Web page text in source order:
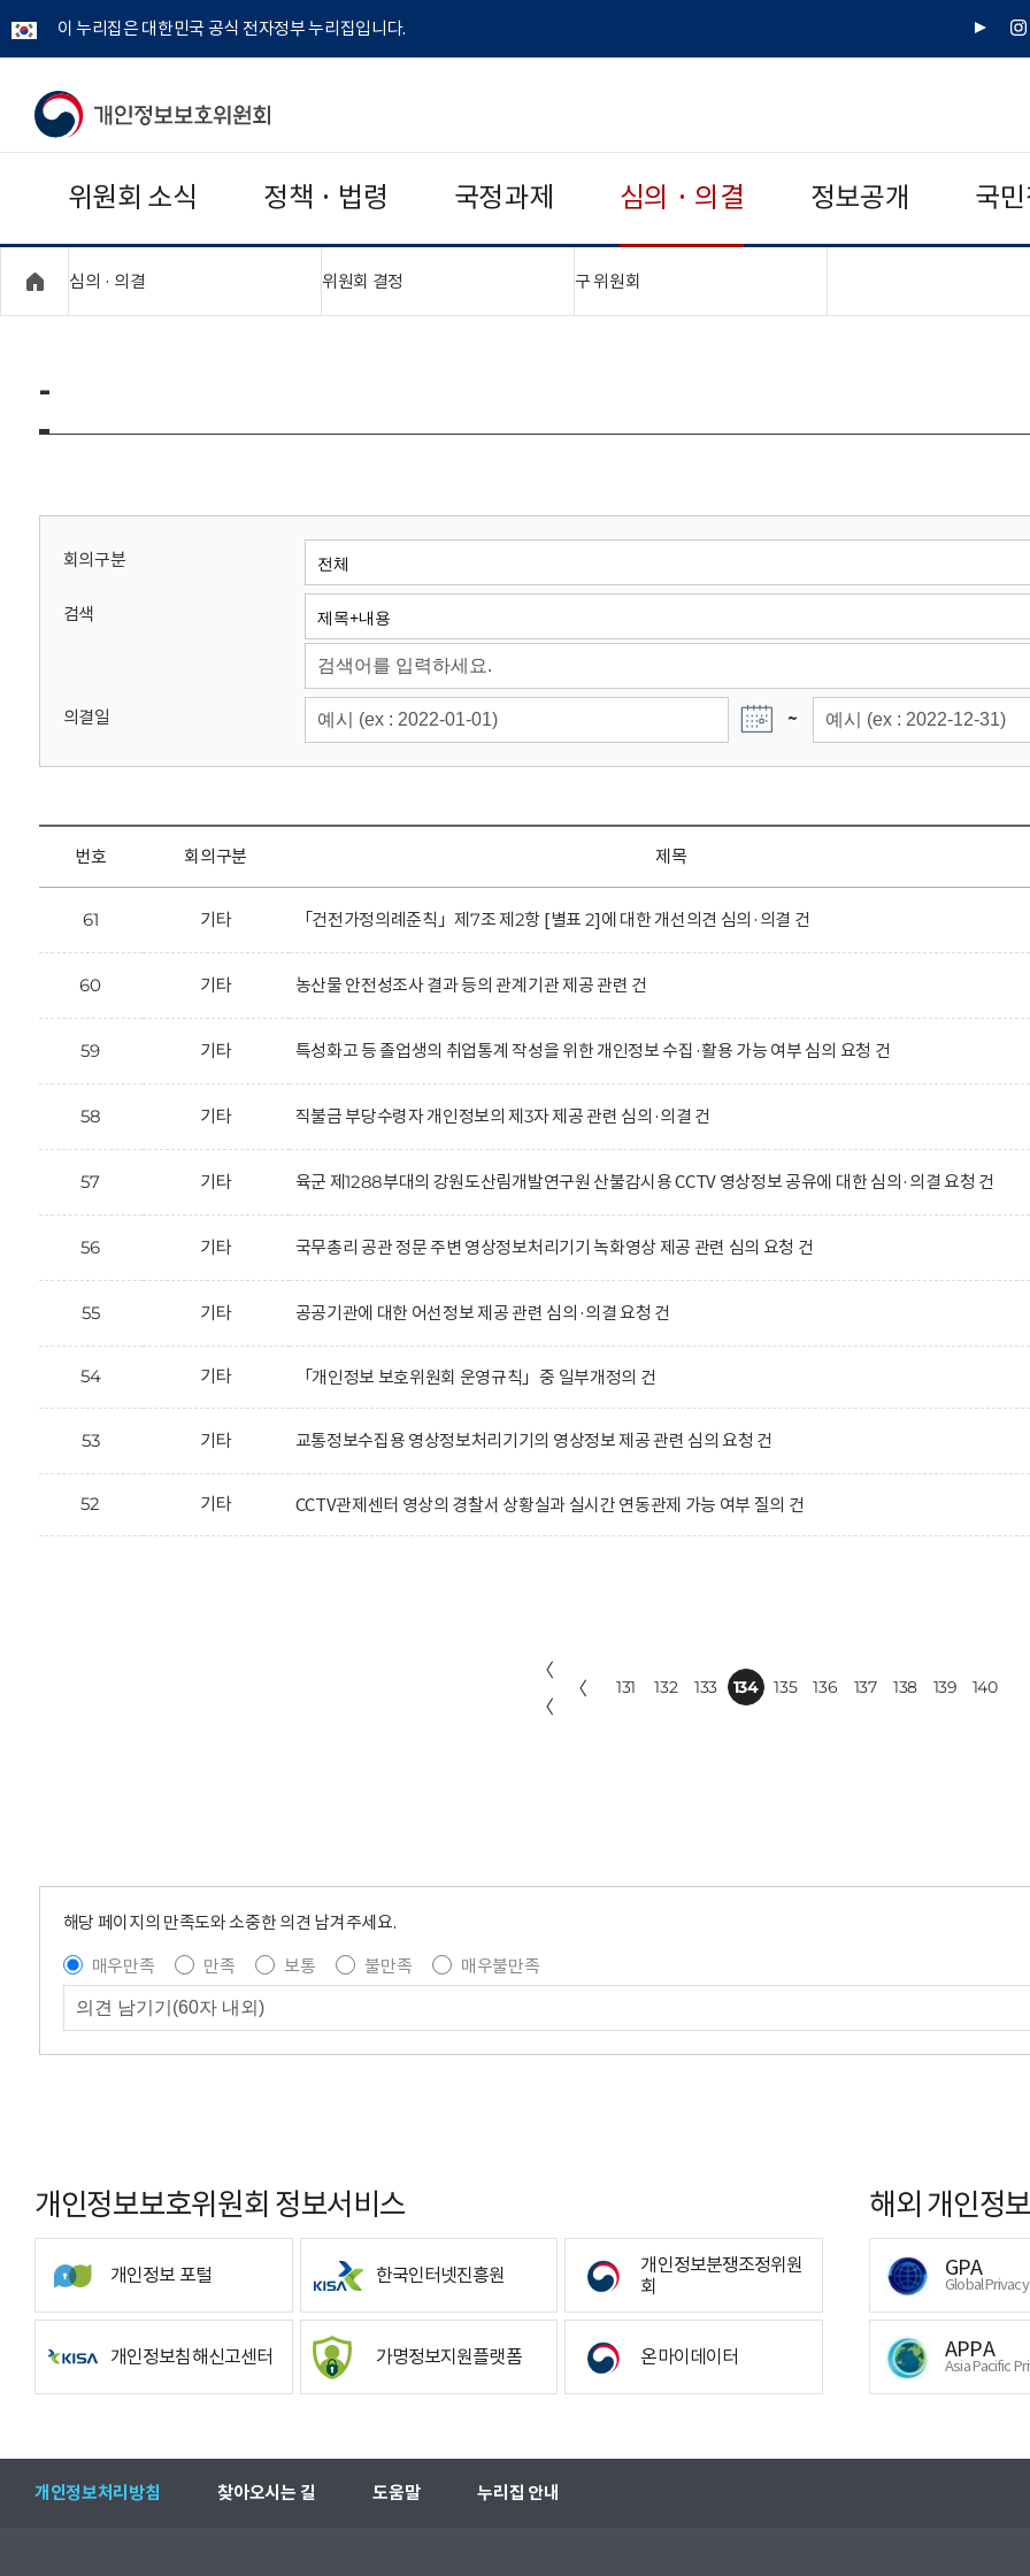
이 누리집은 대한민국 공식 전자정부 누리집입니다.
유
인
개
보
보
위
회
위원회 소식 정책 · 법령 국정과제 심의 · 의결 정보공개 국
심의 · 의결 위원회 결정 구 위원회
-
회의구분
검색
의결일 ~
번호 회의구분 제목
61 기타 「건전가정의례준칙」제7조 제2항 [별표 2]에 대한 개선의견 심의·의결 건
60 기타 농산물 안전성조사 결과 등의 관계기관 제공 관련 건
59 기타 특성화고 등 졸업생의 취업통계 작성을 위한 개인정보 수집·활용 가능 여부 심의 요청 건
58 기타 직불금 부당수령자 개인정보의 제3자 제공 관련 심의·의결 건
57 기타 육군 제1288부대의 강원도산림개발연구원 산불감시용 CCTV 영상정보 공유에 대한 심의·의결 요청 건
56 기타 국무총리 공관 정문 주변 영상정보처리기기 녹화영상 제공 관련 심의 요청 건
55 기타 공공기관에 대한 어선정보 제공 관련 심의·의결 요청 건
54 기타 「개인정보 보호위원회 운영규칙」중 일부개정의 건
53 기타 교통정보수집용 영상정보처리기기의 영상정보 제공 관련 심의 요청 건
52 기타 CCTV관제센터 영상의 경찰서 상황실과 실시간 연동관제 가능 여부 질의 건
〈
〈
〈 131 132 133 134 135 136 137 138 139 140
해당 페이지의 만족도와 소중한 의견 남겨주세요.
매우만족
만족 보통 불만족 매우불만족
개인정보보호위원회 정보서비스
개인정보 포털 한국인터넷진흥원
개인정보분쟁조정위원
회
개인정보침해신고센터 가명정보지원플랫폼 온마이데이터
해외 개인정
GPA
Global
APPA
Asia Pacific
개인정보처리방침 찾아오시는 길 도움말 누리집 안내